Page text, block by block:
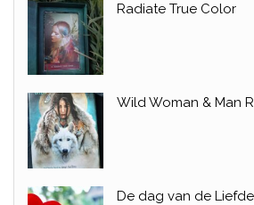
Radiate True Color
Wild Woman & Man
De dag van de Liefde